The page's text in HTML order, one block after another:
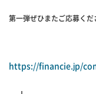
第一弾ぜひまたご応募く
https://financie.jp/